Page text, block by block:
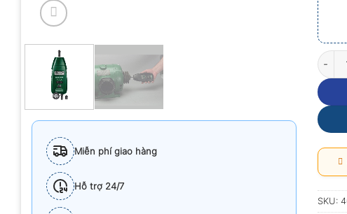
Miễn phí giao hàng
Hỗ trợ 24/7
SKU: